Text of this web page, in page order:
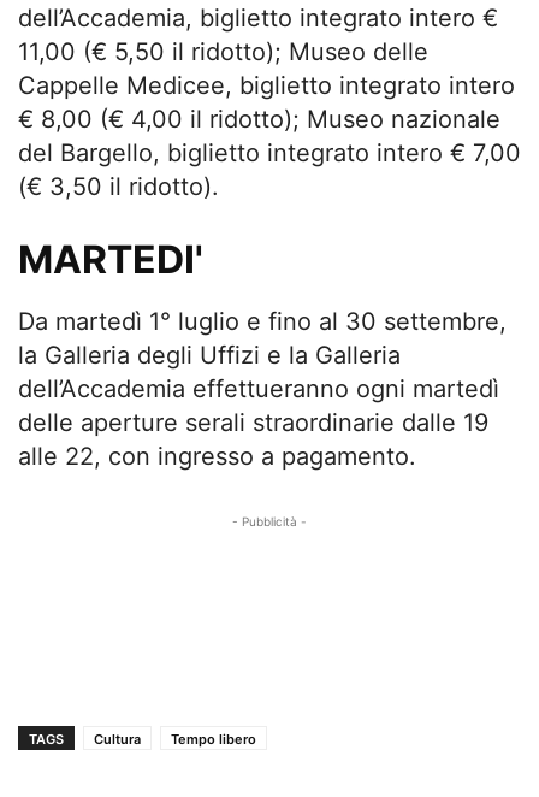
dell’Accademia, biglietto integrato intero €
11,00 (€ 5,50 il ridotto); Museo delle
Cappelle Medicee, biglietto integrato intero
€ 8,00 (€ 4,00 il ridotto); Museo nazionale
del Bargello, biglietto integrato intero € 7,00
(€ 3,50 il ridotto).
MARTEDI'
Da martedì 1° luglio e fino al 30 settembre,
la Galleria degli Uffizi e la Galleria
dell’Accademia effettueranno ogni martedì
delle aperture serali straordinarie dalle 19
alle 22, con ingresso a pagamento.
- Pubblicità -
TAGS Cultura Tempo libero